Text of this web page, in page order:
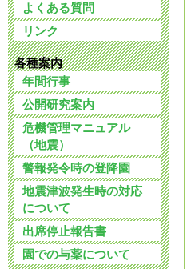
よくある質問
リンク
各種案内
年間行事
公開研究案内
危機管理マニュアル
（地震）
警報発令時の登降園
地震津波発生時の対応
について
出席停止報告書
園での与薬について